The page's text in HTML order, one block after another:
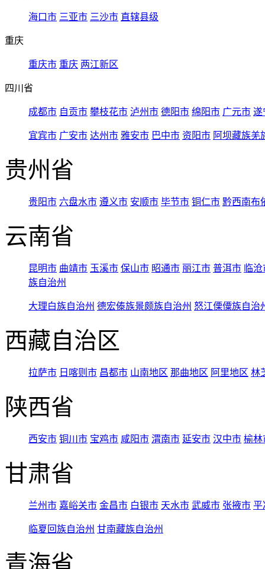
海口市 三亚市 三沙市 直辖县级
重庆
重庆市 重庆 两江新区
四川省
成都市 自贡市 攀枝花市 泸州市 德阳市 绵阳市 广元市 遂
宜宾市 广安市 达州市 雅安市 巴中市 资阳市 阿坝藏族羌
贵州省
贵阳市 六盘水市 遵义市 安顺市 毕节市 铜仁市 黔西南布
云南省
昆明市 曲靖市 玉溪市 保山市 昭通市 丽江市 普洱市 临
族自治州
大理白族自治州 德宏傣族景颇族自治州 怒江傈僳族自治
西藏自治区
拉萨市 日喀则市 昌都市 山南地区 那曲地区 阿里地区 林
陕西省
西安市 铜川市 宝鸡市 咸阳市 渭南市 延安市 汉中市 榆林
甘肃省
兰州市 嘉峪关市 金昌市 白银市 天水市 武威市 张掖市 平
临夏回族自治州 甘南藏族自治州
青海省